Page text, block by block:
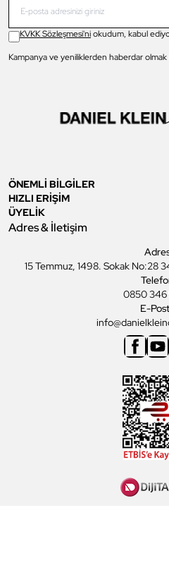
KVKK Sözleşmesi'niokudum, kabul
Kampanya ve yeniliklerden haberdar
ÖNEMLİ BİLGİLER
HIZLI ERİŞİM
ÜYELİK
Adres & İletişim
15 Temmuz, 1498. Sokak No:28
0850 346
E-